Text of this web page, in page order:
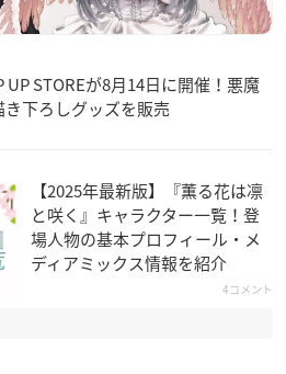
UP STOREが8月14日に開催！悪魔
下ろしグッズを販売
【2025年最新版】『薫る花は凛
と咲く』キャラクター一覧！登
場人物の基本プロフィール・メ
ディアミックス情報を紹介
4コメント